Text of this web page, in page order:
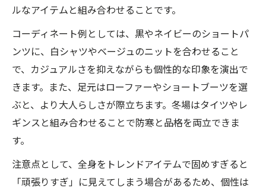
ルなアイテムと組み合わせることです。
コーディネート例としては、黒やネイビーのショートパ
ンツに、白シャツやベージュのニットを合わせること
で、カジュアルさを抑えながらも個性的な印象を演出で
きます。また、足元はローファーやショートブーツを選
ぶと、より大人らしさが際立ちます。冬場はタイツやレ
ギンスと組み合わせることで防寒と品格を両立できま
す。
注意点として、全身をトレンドアイテムで固めすぎると
「頑張りすぎ」に見えてしまう場合があるため、個性は